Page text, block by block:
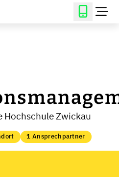
Hochschule Zwickau
1 Ansprechpartner